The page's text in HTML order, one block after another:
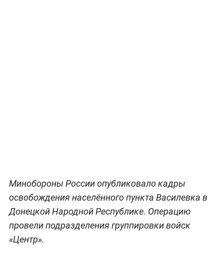
Минобороны России опубликовало кадры
освобождения населённого пункта Василевка в
Донецкой Народной Республике. Операцию
провели подразделения группировки войск
«Центр».